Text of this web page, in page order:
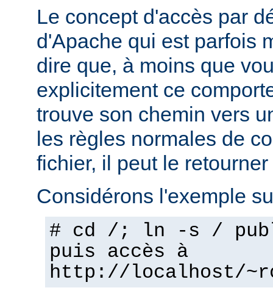
Le concept d'accès par
d'Apache qui est parfois
dire que, à moins que
explicitement ce
trouve son chemin vers
les règles normales de
fichier, il peut le
Considérons l'exemple
# cd /; ln -s /
puis accès à
http://localhost/